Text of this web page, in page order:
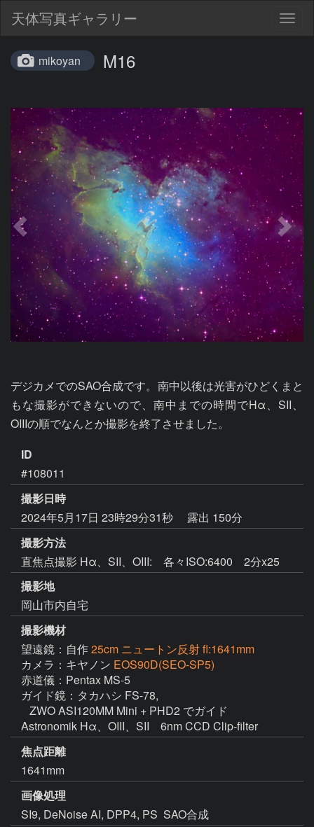
天体写真ギャラリー
mikoyan M16
デジカメでのSAO合成です。南中以後は光害がひどくまと
もな撮影ができないので、南中までの時間でHα、SII、
OIIIの順でなんとか撮影を終了させました。
ID
#108011
撮影日時
2024年5月17日 23時29分31秒
露出 150分
撮影方法
直焦点撮影 Hα、SII、OIII: 各々ISO:6400 2分x25
撮影地
岡山市内自宅
撮影機材
望遠鏡：自作25cm ニュートン反射 fl:1641mm
カメラ：キヤノン EOS90D(SEO-SP5)
赤道儀：Pentax MS-5
ガイド鏡：タカハシ FS-78,
焦点距離
1641mm
画像処理
SI9, DeNoise AI, DPP4, PS  SAO合成